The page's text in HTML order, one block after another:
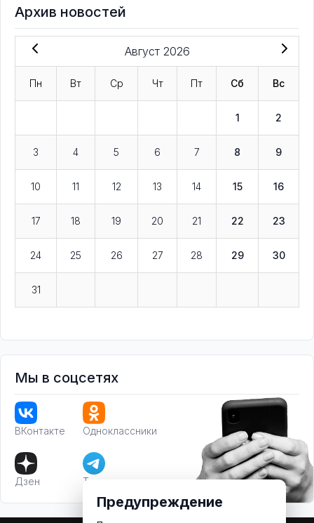
Архив новостей
Август 2026
Пн Вт Ср Чт Пт Сб Вс
1 2
3 4 5 6 7 8 9
10 11 12 13 14 15 16
17 18 19 20 21 22 23
24 25 26 27 28 29 30
31
Мы в соцсетях
ВКонтакте Одноклассники
Дзен Телеграм
Предупреждение